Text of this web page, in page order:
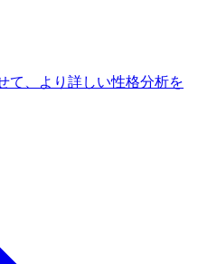
て、より詳しい性格分析を